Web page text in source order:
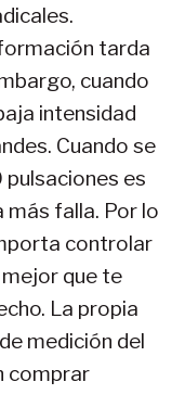
tarda
cuando
intensidad
Cuando se
pulsaciones es
más falla. Por lo
controlar
que te
La propia
medición del
comprar